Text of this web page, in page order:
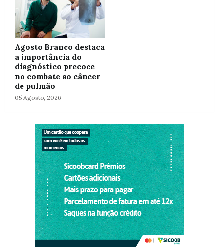
Agosto Branco destaca
a importância do
diagnóstico precoce
no combate ao câncer
de pulmão
05 Agosto, 2026